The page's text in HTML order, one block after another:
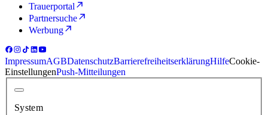
Trauerportal
Partnersuche
Werbung
ImpressumAGBDatenschutzBarrierefreiheitserklärungHilfeCookie-
EinstellungenPush-Mitteilungen
System